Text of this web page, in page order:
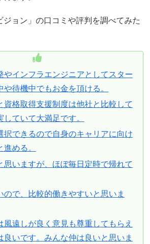
ジョン」の口コミや評判を調べてみた
やインフラエンジニアとしてスター
や待機中でもお金を頂ける。
資格取得支援制度は他社と比較して
ていて大満足です。
択できるので自身のキャリアに向け
める。
思いますが、ほぼ毎日定時で帰れて
ので、比較的働きやすいと思いま
風遠しが良く意見も尊重してもらえ
良いです。みんな仲は良いと思いま